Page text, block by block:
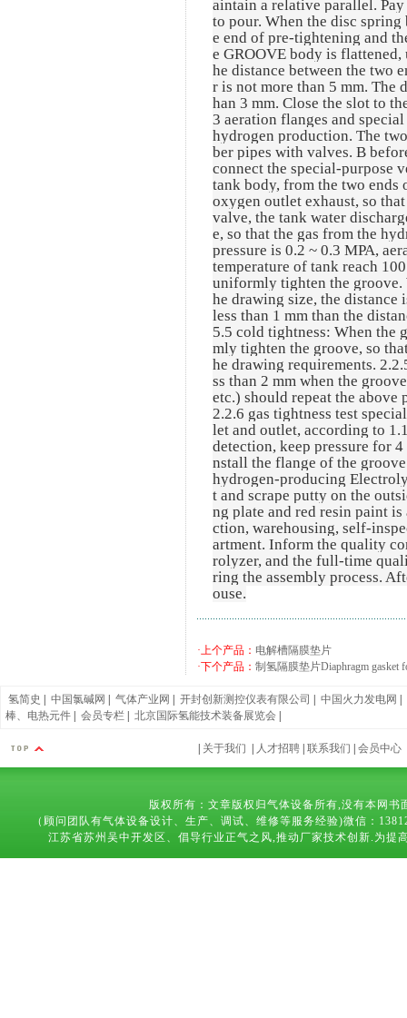
aintain a relative parallel.
to pour. When the disc spring
e end of pre-tightening and
e GROOVE body is
he distance between the two
r is not more than 5 mm. The
han 3 mm. Close the slot to
3 aeration flanges and
hydrogen production. The
ber pipes with valves. B
connect the special-purpose
tank body, from the two
oxygen outlet exhaust, so
valve, the tank water
e, so that the gas from the
pressure is 0.2 ~ 0.3 MPA,
temperature of tank reach
uniformly tighten the groove.
he drawing size, the distance
less than 1 mm than the
5.5 cold tightness: When the
mly tighten the groove, so
he drawing requirements.
ss than 2 mm when the
etc.) should repeat the above
2.2.6 gas tightness test
let and outlet, according to
detection, keep pressure for
nstall the flange of the
hydrogen-producing
t and scrape putty on the
ng plate and red resin paint
ction, warehousing, self-
artment. Inform the quality
rolyzer, and the full-time
ring the assembly process.
ouse.
·上个产品： 电解槽隔膜垫片
·下个产品： 制氢隔膜垫片Diaphragm gasket
氢简史 中国氯碱网 气体产业网 开封创新测控仪表有限公司 中国火力发电网
棒、电热元件
会员专栏 北京国际氢能技术装备展览会
关于我们 人才招聘 联系我们 会员中心
版权所有：文章版权归气体设备所有,没有本网
（顾问团队有气体设备设计、生产、调试、维修等服务经验)微信：
江苏省苏州吴中开发区、倡导行业正气之风,推动厂家技术创新.为提